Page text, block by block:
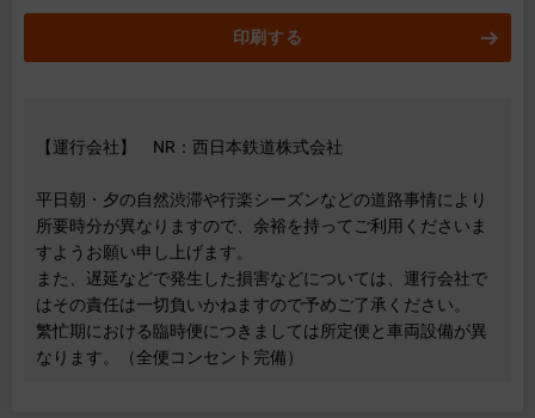
印刷する
【運行会社】 NR：西日本鉄道株式会社
平日朝・夕の自然渋滞や行楽シーズンなどの道路事情により
所要時分が異なりますので、余裕を持ってご利用くださいま
すようお願い申し上げます。
また、遅延などで発生した損害などについては、運行会社で
はその責任は一切負いかねますので予めご了承ください。
繁忙期における臨時便につきましては所定便と車両設備が異
なります。（全便コンセント完備）